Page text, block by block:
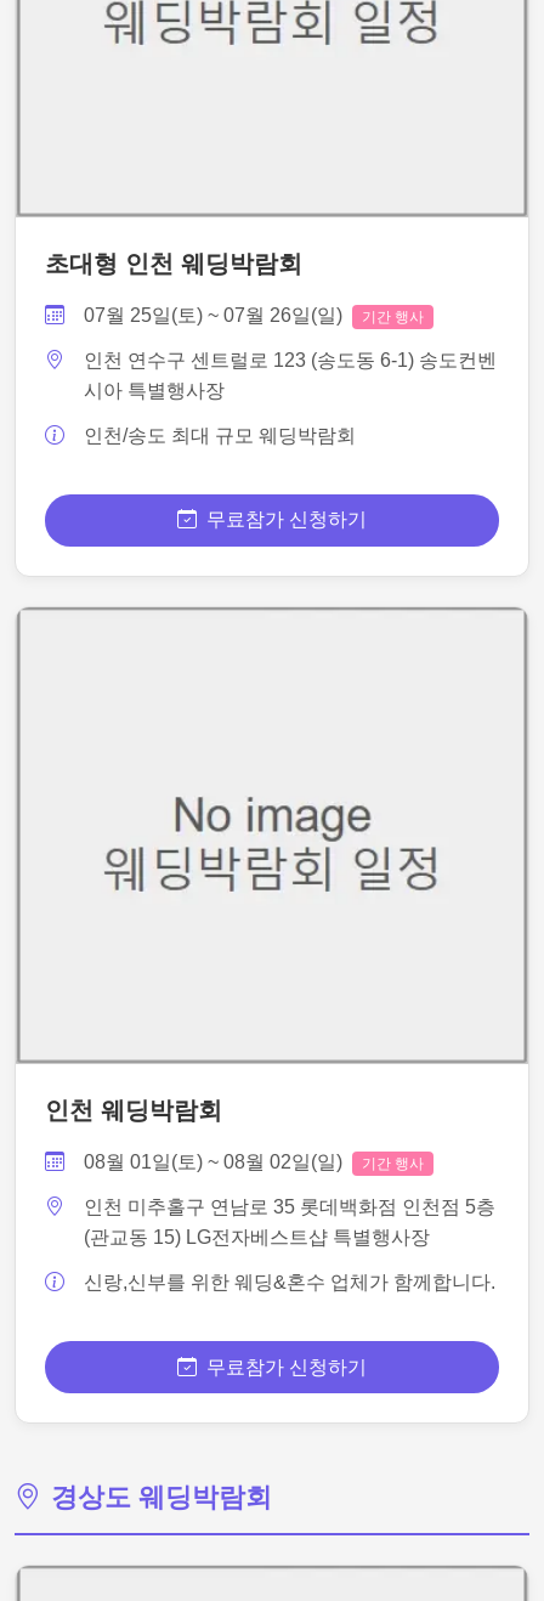
초대형 인천 웨딩박람회
07월 25일(토) ~ 07월 26일(일) 기간 행사
인천 연수구 센트럴로 123 (송도동 6-1) 송도컨벤
시아 특별행사장
인천/송도 최대 규모 웨딩박람회
무료참가 신청하기
인천 웨딩박람회
08월 01일(토) ~ 08월 02일(일) 기간 행사
인천 미추홀구 연남로 35 롯데백화점 인천점 5층
(관교동 15) LG전자베스트샵 특별행사장
신랑,신부를 위한 웨딩&혼수 업체가 함께합니다.
무료참가 신청하기
경상도 웨딩박람회